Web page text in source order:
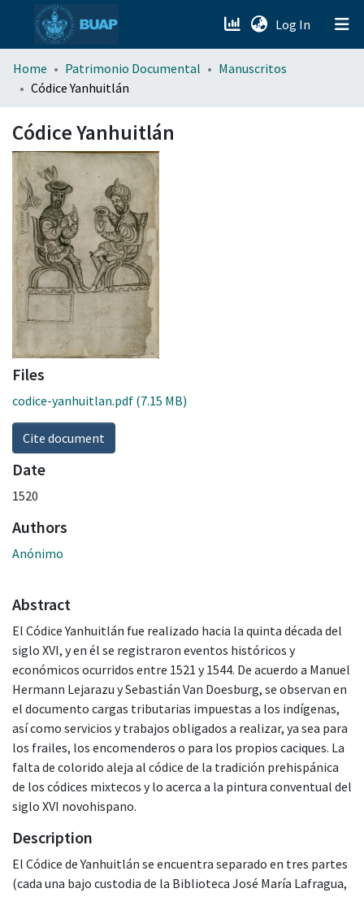
Log In (current)
menu.section.about_menu
Home Patrimonio Documental
Manuscritos
Códice Yanhuitlán
Códice Yanhuitlán
Files
codice-yanhuitlan.pdf (7.15 MB)
Cite document
Date
1520
Authors
Anónimo
Abstract
El Códice Yanhuitlán fue realizado hacia la quinta década del
siglo XVI, y en él se registraron eventos históricos y
económicos ocurridos entre 1521 y 1544. De acuerdo a Manuel
Hermann Lejarazu y Sebastián Van Doesburg, se observan en
el documento cargas tributarias impuestas a los indígenas,
así como servicios y trabajos obligados a realizar, ya sea para
los frailes, los encomenderos o para los propios caciques. La
falta de colorido aleja al códice de la tradición prehispánica
de los códices mixtecos y lo acerca a la pintura conventual del
siglo XVI novohispano.
Description
El Códice de Yanhuitlán se encuentra separado en tres partes
(cada una bajo custodia de la Biblioteca José María Lafragua,